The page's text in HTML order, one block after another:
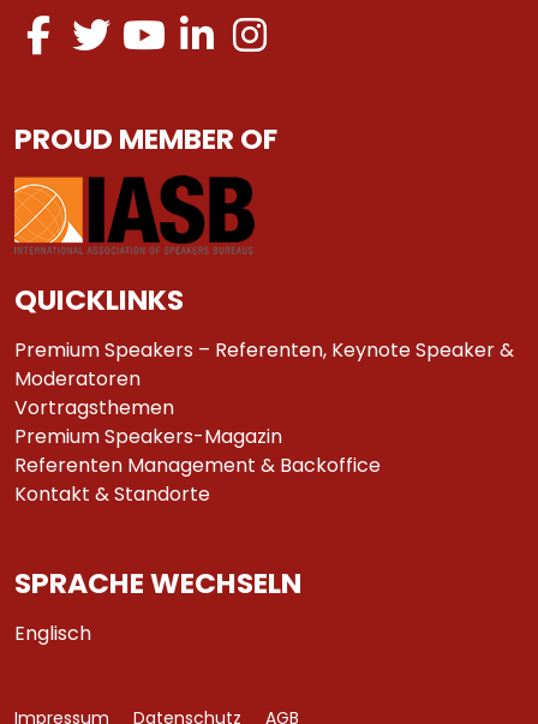
PROUD MEMBER OF
QUICKLINKS
Premium Speakers – Referenten, Keynote Speaker &
Moderatoren
Vortragsthemen
Premium Speakers-Magazin
Referenten Management & Backoffice
Kontakt & Standorte
SPRACHE WECHSELN
Englisch
Impressum Datenschutz AGB